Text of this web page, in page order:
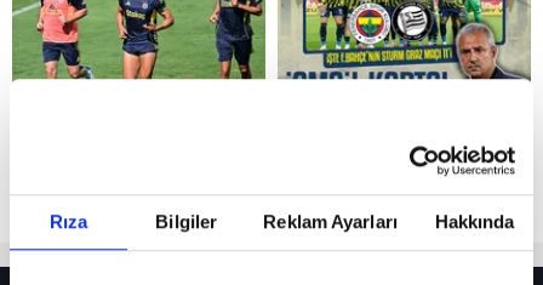
Rıza Bilgiler Reklam Ayarları Hakkında